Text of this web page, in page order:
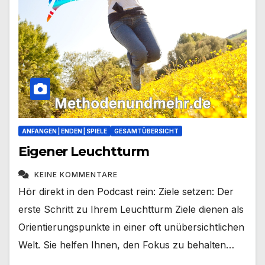
ANFANGEN | ENDEN | SPIELE GESAMTÜBERSICHT
Eigener Leuchtturm
KEINE KOMMENTARE
Hör direkt in den Podcast rein: Ziele setzen: Der
erste Schritt zu Ihrem Leuchtturm Ziele dienen als
Orientierungspunkte in einer oft unübersichtlichen
Welt. Sie helfen Ihnen, den Fokus zu behalten…